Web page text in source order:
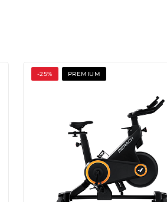
-25% PREMIUM